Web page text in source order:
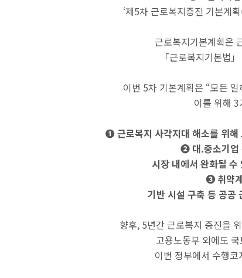
‘제5차 근로복지증진 기본계
근로복지기본계획은
「근로복지기본법
이번 5차 기본계획은 “모든
이를 위해
❶ 근로복지 사각지대 해소를 위해
❷ 대.중소기업
시장 내에서 완화될
❸ 취약
기반 시설 구축 등 공공
향후, 5년간 근로복지 증진을
고용노동부 외에도
이번 정부에서 수행